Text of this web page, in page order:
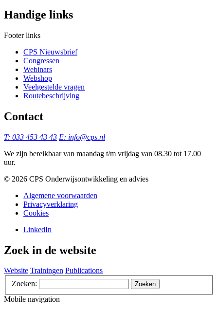
Handige links
Footer links
CPS Nieuwsbrief
Congressen
Webinars
Webshop
Veelgestelde vragen
Routebeschrijving
Contact
T: 033 453 43 43 E: info@cps.nl
We zijn bereikbaar van maandag t/m vrijdag van 08.30 tot 17.00
uur.
©️ 2026 CPS Onderwijsontwikkeling en advies
Algemene voorwaarden
Privacyverklaring
Cookies
LinkedIn
Zoek in de website
Website Trainingen Publications
Zoeken:
Zoeken
Mobile navigation